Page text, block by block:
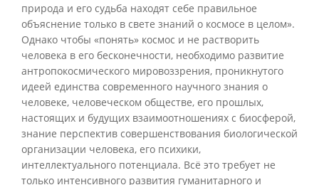
природа и его судьба находят себе правильное
объяснение только в свете знаний о космосе в целом».
Однако чтобы «понять» космос и не растворить
человека в его бесконечности, необходимо развитие
антропокосмического мировоззрения, проникнутого
идеей единства современного научного знания о
человеке, человеческом обществе, его прошлых,
настоящих и будущих взаимоотношениях с биосферой,
знание перспектив совершенствования биологической
организации человека, его психики,
интеллектуального потенциала. Всё это требует не
только интенсивного развития гуманитарного и